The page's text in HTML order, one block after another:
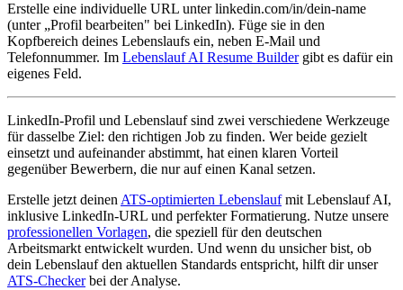
Erstelle eine individuelle URL unter linkedin.com/in/dein-name
(unter „Profil bearbeiten" bei LinkedIn). Füge sie in den
Kopfbereich deines Lebenslaufs ein, neben E-Mail und
Telefonnummer. Im Lebenslauf AI Resume Buildergibt es dafür ein
eigenes Feld.
LinkedIn-Profil und Lebenslauf sind zwei verschiedene Werkzeuge
für dasselbe Ziel: den richtigen Job zu finden. Wer beide gezielt
einsetzt und aufeinander abstimmt, hat einen klaren Vorteil
gegenüber Bewerbern, die nur auf einen Kanal setzen.
Erstelle jetzt deinenATS-optimierten Lebenslaufmit Lebenslauf AI,
inklusive LinkedIn-URL und perfekter Formatierung. Nutze unsere
professionellen Vorlagen, die speziell für den deutschen
Arbeitsmarkt entwickelt wurden. Und wenn du unsicher bist, ob
dein Lebenslauf den aktuellen Standards entspricht, hilft dir unser
ATS-Checkerbei der Analyse.